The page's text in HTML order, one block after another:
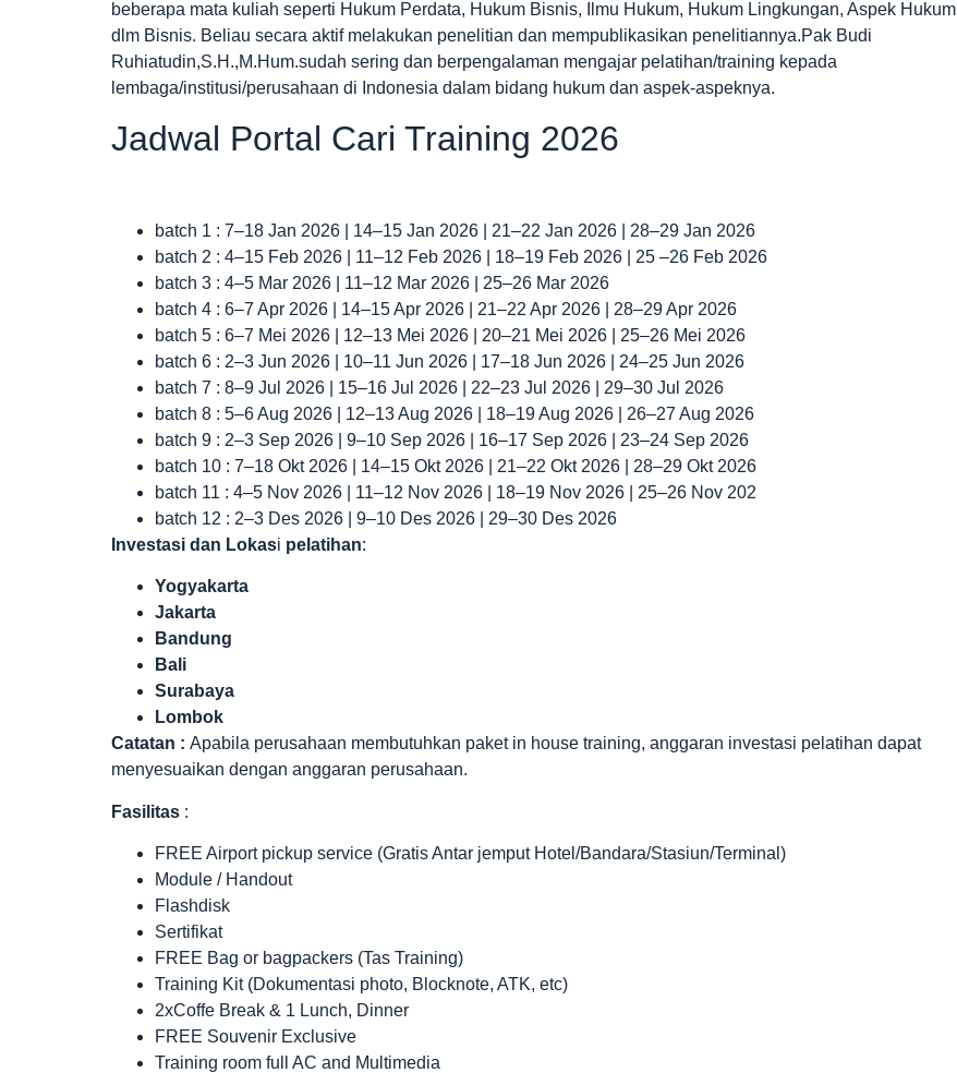
beberapa mata kuliah seperti Hukum Perdata, Hukum Bisnis, Ilmu Hukum, Hukum Lingkungan, Aspek Hukum
dlm Bisnis. Beliau secara aktif melakukan penelitian dan mempublikasikan penelitiannya.Pak Budi
Ruhiatudin,S.H.,M.Hum.sudah sering dan berpengalaman mengajar pelatihan/training kepada
lembaga/institusi/perusahaan di Indonesia dalam bidang hukum dan aspek-aspeknya.
Jadwal Portal Cari Training 2026
batch 1 : 7–18 Jan 2026 | 14–15 Jan 2026 | 21–22 Jan 2026 | 28–29 Jan 2026
batch 2 : 4–15 Feb 2026 | 11–12 Feb 2026 | 18–19 Feb 2026 | 25 –26 Feb 2026
batch 3 : 4–5 Mar 2026 | 11–12 Mar 2026 | 25–26 Mar 2026
batch 4 : 6–7 Apr 2026 | 14–15 Apr 2026 | 21–22 Apr 2026 | 28–29 Apr 2026
batch 5 : 6–7 Mei 2026 | 12–13 Mei 2026 | 20–21 Mei 2026 | 25–26 Mei 2026
batch 6 : 2–3 Jun 2026 | 10–11 Jun 2026 | 17–18 Jun 2026 | 24–25 Jun 2026
batch 7 : 8–9 Jul 2026 | 15–16 Jul 2026 | 22–23 Jul 2026 | 29–30 Jul 2026
batch 8 : 5–6 Aug 2026 | 12–13 Aug 2026 | 18–19 Aug 2026 | 26–27 Aug 2026
batch 9 : 2–3 Sep 2026 | 9–10 Sep 2026 | 16–17 Sep 2026 | 23–24 Sep 2026
batch 10 : 7–18 Okt 2026 | 14–15 Okt 2026 | 21–22 Okt 2026 | 28–29 Okt 2026
batch 11 : 4–5 Nov 2026 | 11–12 Nov 2026 | 18–19 Nov 2026 | 25–26 Nov 202
batch 12 : 2–3 Des 2026 | 9–10 Des 2026 | 29–30 Des 2026
Investasi dan Lokasi pelatihan:
Yogyakarta
Jakarta
Bandung
Bali
Surabaya
Lombok
Catatan : Apabila perusahaan membutuhkan paket in house training, anggaran investasi pelatihan dapat
menyesuaikan dengan anggaran perusahaan.
Fasilitas :
FREE Airport pickup service (Gratis Antar jemput Hotel/Bandara/Stasiun/Terminal)
Module / Handout
Flashdisk
Sertifikat
FREE Bag or bagpackers (Tas Training)
Training Kit (Dokumentasi photo, Blocknote, ATK, etc)
2xCoffe Break & 1 Lunch, Dinner
FREE Souvenir Exclusive
Training room full AC and Multimedia